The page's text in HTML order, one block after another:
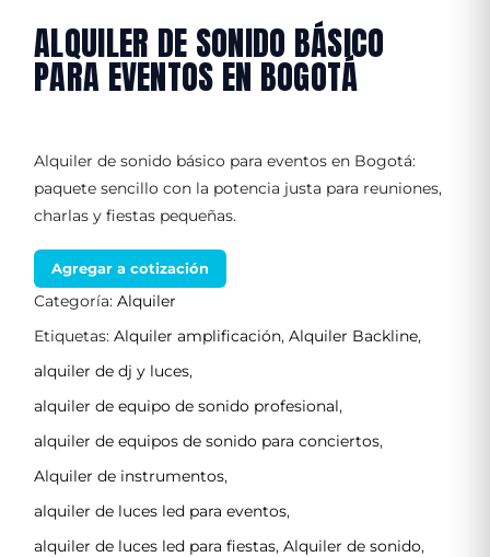
ALQUILER DE SONIDO BÁSICO
PARA EVENTOS EN BOGOTÁ
Alquiler de sonido básico para eventos en Bogotá:
paquete sencillo con la potencia justa para reuniones,
charlas y fiestas pequeñas.
Agregar a cotización
Categoría: Alquiler
Etiquetas: Alquiler amplificación, Alquiler Backline,
alquiler de dj y luces,
alquiler de equipo de sonido profesional,
alquiler de equipos de sonido para conciertos,
Alquiler de instrumentos,
alquiler de luces led para eventos,
alquiler de luces led para fiestas, Alquiler de sonido,